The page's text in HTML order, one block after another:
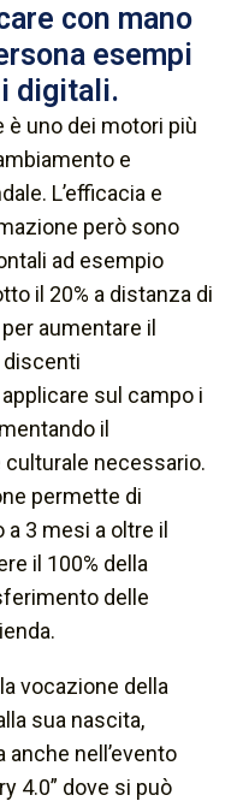
con mano
esempi
digitali.
uno dei motori più
e
L’efficacia e
però sono
ad esempio
il 20% a distanza di
aumentare il
discenti
sul campo i
il
necessario.
permette di
3 mesi a oltre il
il 100% della
delle
vocazione della
sua nascita,
nell’evento
4.0” dove si può